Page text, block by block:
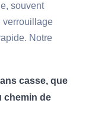
souvent
verrouillage
Notre
casse, que
chemin de